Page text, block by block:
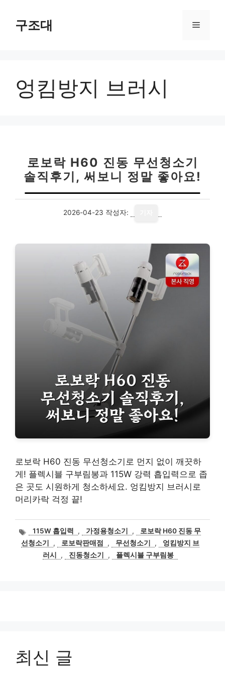
구조대 메
엉킴방지 브러시
로보락 H60 진동 무선청소기
솔직후기, 써보니 정말 좋아요!
2026-04-23 작성자:
로보락 H60 진동 무선청소기로 먼지 없이 깨끗하
게! 플렉시블 구부림봉과 115W 강력 흡입력으로 좁
은 곳도 시원하게 청소하세요. 엉킴방지 브러시로
머리카락 걱정 끝!
태
그
115W 흡입력 , 가정용청소기 ,
로보락 H60 진동 무
선청소기
, 로보락판매점 , 무선청소기 ,
엉킴방지 브
러시
, 진동청소기 , 플렉시블 구부림봉
최신 글